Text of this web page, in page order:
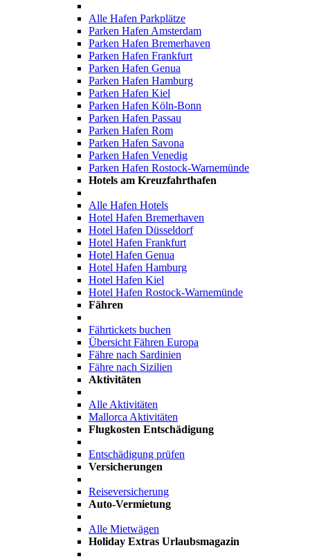
Alle Hafen Parkplätze
Parken Hafen Amsterdam
Parken Hafen Bremerhaven
Parken Hafen Frankfurt
Parken Hafen Genua
Parken Hafen Hamburg
Parken Hafen Kiel
Parken Hafen Köln-Bonn
Parken Hafen Passau
Parken Hafen Rom
Parken Hafen Savona
Parken Hafen Venedig
Parken Hafen Rostock-Warnemünde
Hotels am Kreuzfahrthafen
Alle Hafen Hotels
Hotel Hafen Bremerhaven
Hotel Hafen Düsseldorf
Hotel Hafen Frankfurt
Hotel Hafen Genua
Hotel Hafen Hamburg
Hotel Hafen Kiel
Hotel Hafen Rostock-Warnemünde
Fähren
Fährtickets buchen
Übersicht Fähren Europa
Fähre nach Sardinien
Fähre nach Sizilien
Aktivitäten
Alle Aktivitäten
Mallorca Aktivitäten
Flugkosten Entschädigung
Entschädigung prüfen
Versicherungen
Reiseversicherung
Auto-Vermietung
Alle Mietwägen
Holiday Extras Urlaubsmagazin